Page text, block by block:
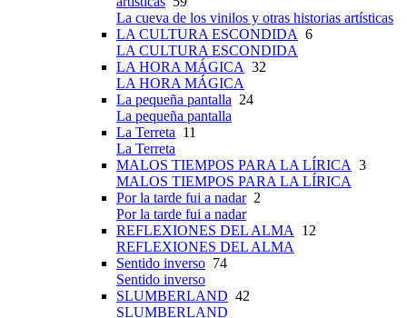
La cueva de los vinilos y otras historias artísticas
LA CULTURA ESCONDIDA 6
LA CULTURA ESCONDIDA
LA HORA MÁGICA 32
LA HORA MÁGICA
La pequeña pantalla 24
La pequeña pantalla
La Terreta 11
La Terreta
MALOS TIEMPOS PARA LA LÍRICA 3
MALOS TIEMPOS PARA LA LÍRICA
Por la tarde fui a nadar2
Por la tarde fui a nadar
REFLEXIONES DEL ALMA
12
REFLEXIONES DEL ALMA
Sentido inverso 74
Sentido inverso
SLUMBERLAND 42
SLUMBERLAND